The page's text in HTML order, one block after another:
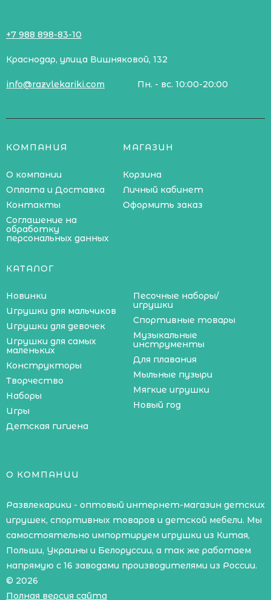
+7 988 898-83-10
Краснодар, улица Вишняковой, 132
info@razvlekariki.com Пн. - вс. 10:00-20:00
КОМПАНИЯ
О компании
Оплата и Доставка
Контакты
Соглашение на
обработку
персональных данных
МАГАЗИН
Корзина
Личный кабинет
Оформить заказ
КАТАЛОГ
Новинки
Игрушки для мальчиков
Игрушки для девочек
Игрушки для самых
маленьких
Конструкторы
Творчество
Наборы
Игры
Детская гигиена
Песочные наборы/
игрушки
Спортивные товары
Музыкальные
инструменты
Для плавания
Мыльные пузыри
Мягкие игрушки
Новый год
О КОМПАНИИ
Развлекарики - оптовый интернет-магазин детских
игрушек, спортивных товаров и детской мебели. Мы
самостоятельно импортируем игрушки из Китая,
Польши, Украины и Белоруссии, а так же работаем
напрямую с 16 заводами производителями из России.
© 2026
Полная версия сайта